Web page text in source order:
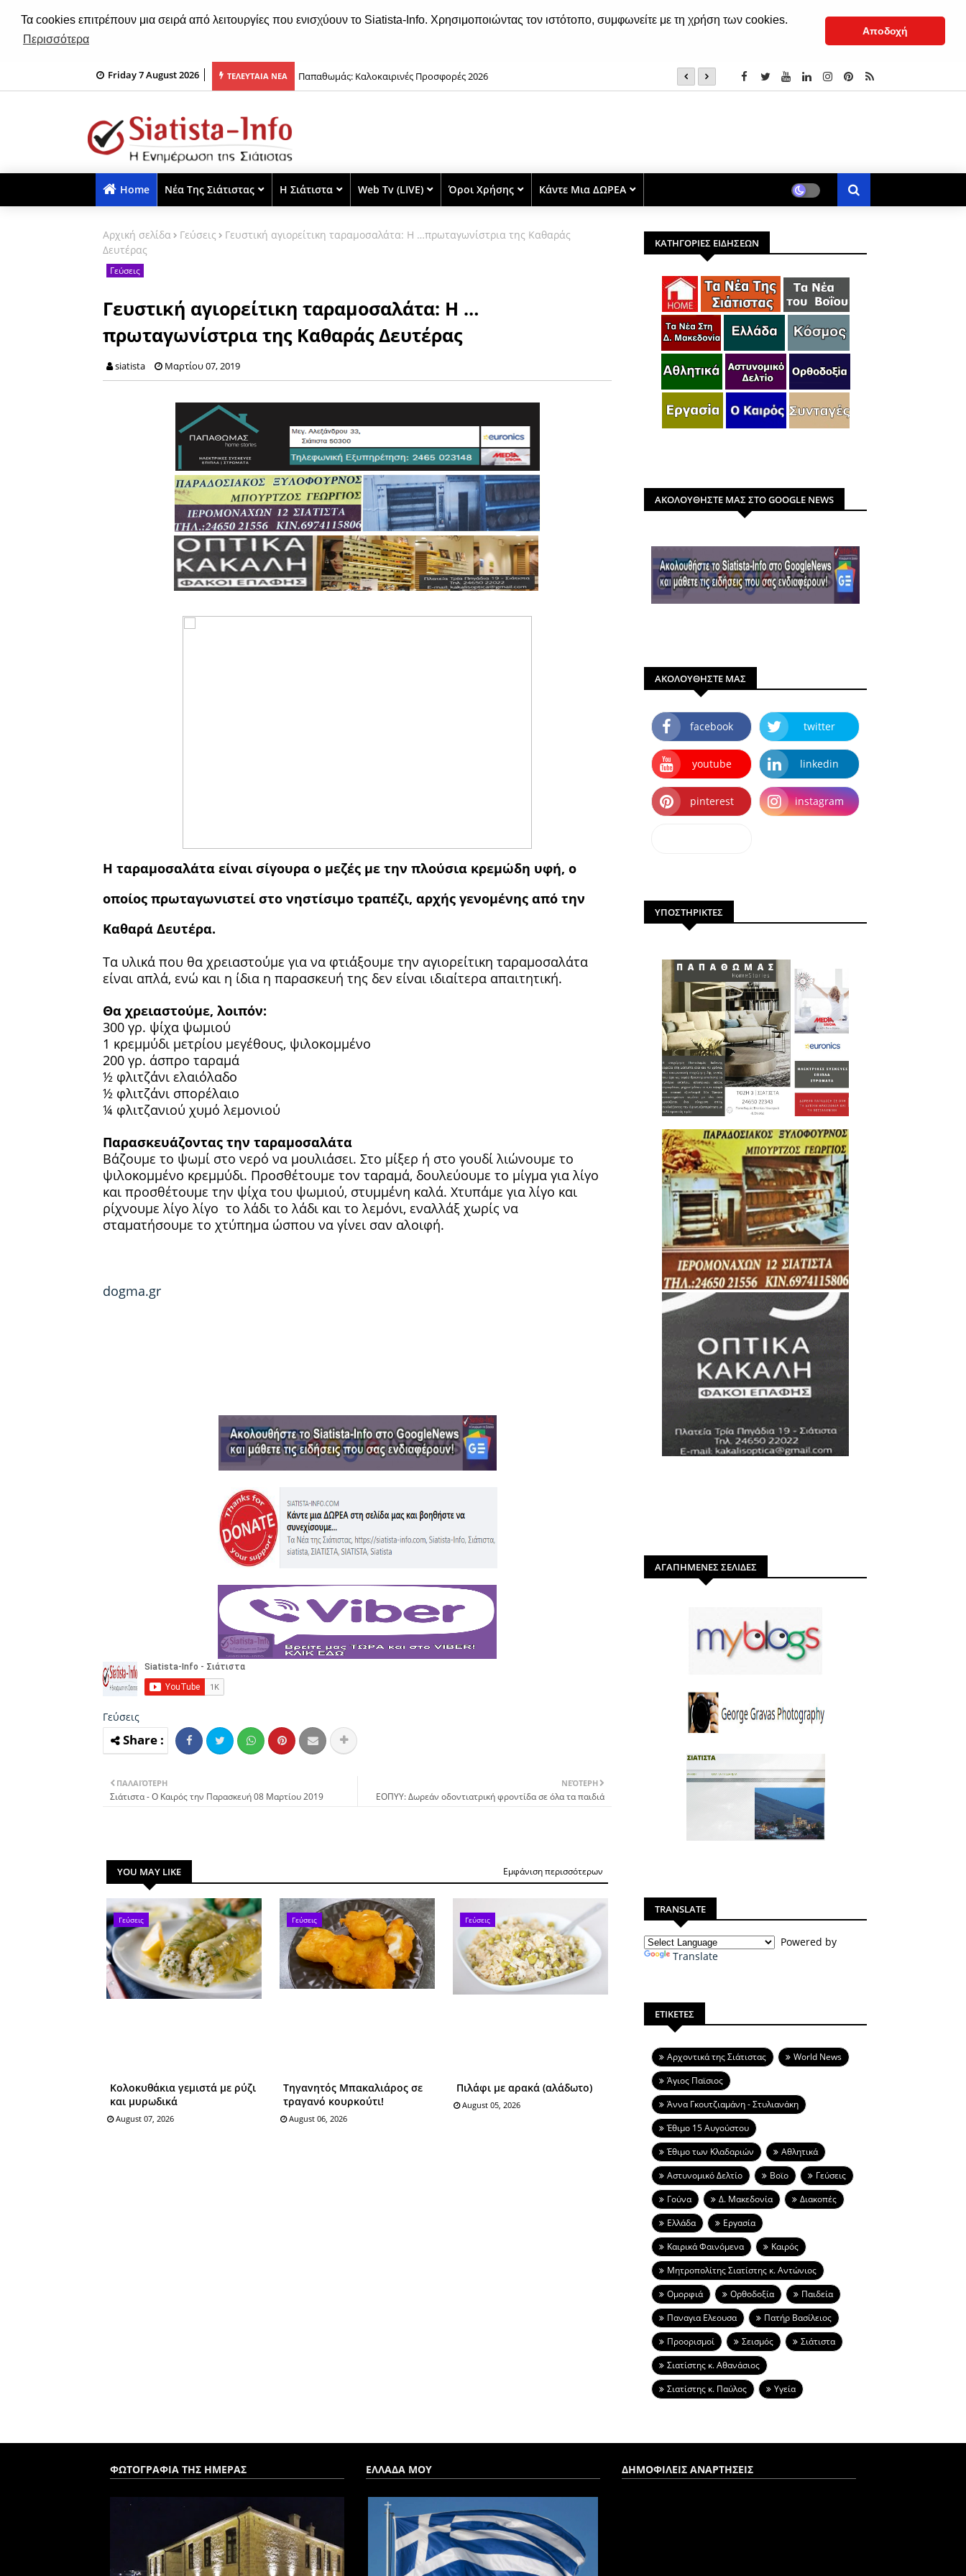
Τα cookies επιτρέπουν μια σειρά από λειτουργίες που ενισχύουν το Siatista-Info. Χρησιμοποιώντας τον ιστότοπο, συμφωνείτε με τη χρήση των cookies.
Περισσότερα
Αποδοχή
Friday 7 August 2026 ΤΕΛΕΥΤΑΙΑ ΝΕΑ
Παπαθωμάς: Καλοκαιρινές Προσφορές 2026
Καστοριά: Δυο συλλήψεις για τηλεφωνικές απάτες -Είχαν το ρόλο του «εισπράκτορα» και του
Με λαμπρότητα γιόρτασε τον Άγιο Νικάνορα η
Home Νέα Της Σιάτιστας Η Σιάτιστα Web Tv (LIVE) Όροι Χρήσης Κάντε Μια ΔΩΡΕΑ
Αρχική σελίδα Γεύσεις
Γευστική αγιορείτικη ταραμοσαλάτα: Η …πρωταγωνίστρια της Καθαράς
Δευτέρας
Γεύσεις
Γευστική αγιορείτικη ταραμοσαλάτα: Η …
πρωταγωνίστρια της Καθαράς Δευτέρας
siatista Μαρτίου 07, 2019
Η ταραμοσαλάτα είναι σίγουρα ο μεζές με την πλούσια κρεμώδη υφή, ο
οποίος πρωταγωνιστεί στο νηστίσιμο τραπέζι, αρχής γενομένης από την
Καθαρά Δευτέρα.
Τα υλικά που θα χρειαστούμε για να φτιάξουμε την αγιορείτικη ταραμοσαλάτα
είναι απλά, ενώ και η ίδια η παρασκευή της δεν είναι ιδιαίτερα απαιτητική.
Θα χρειαστούμε, λοιπόν:
300 γρ. ψίχα ψωμιού
1 κρεμμύδι μετρίου μεγέθους, ψιλοκομμένο
200 γρ. άσπρο ταραμά
½ φλιτζάνι ελαιόλαδο
½ φλιτζάνι σπορέλαιο
¼ φλιτζανιού χυμό λεμονιού
Παρασκευάζοντας την ταραμοσαλάτα
Βάζουμε το ψωμί στο νερό να μουλιάσει. Στο μίξερ ή στο γουδί λιώνουμε το
ψιλοκομμένο κρεμμύδι. Προσθέτουμε τον ταραμά, δουλεύουμε το μίγμα για λίγο
και προσθέτουμε την ψίχα του ψωμιού, στυμμένη καλά. Χτυπάμε για λίγο και
ρίχνουμε λίγο λίγο το λάδι το λάδι και το λεμόνι, εναλλάξ χωρίς να
σταματήσουμε το χτύπημα ώσπου να γίνει σαν αλοιφή.
dogma.gr
Γεύσεις
ΝΕΌΤΕΡΗ
ΕΟΠΥΥ: Δωρεάν οδοντιατρική φροντίδα σε όλα τα παιδιά
ΠΑΛΑΙΌΤΕΡΗ
Σιάτιστα - Ο Καιρός την Παρασκευή 08 Μαρτίου 2019
YOU MAY LIKE Εμφάνιση περισσότερων
Γεύσεις
Κολοκυθάκια γεμιστά με ρύζι
και μυρωδικά
August 07, 2026
Γεύσεις
Tηγαvητός Mπακαλιάρος σε
τραγανό κουρκούτι!
August 06, 2026
Γεύσεις
Πιλάφι με αρακά (αλάδωτο)
August 05, 2026
ΚΑΤΗΓΟΡΙΕΣ ΕΙΔΗΣΕΩΝ
ΑΚΟΛΟΥΘΗΣΤΕ ΜΑΣ ΣΤΟ GOOGLE NEWS
ΑΚΟΛΟΥΘΗΣΤΕ ΜΑΣ
facebook twitter
youtube linkedin
pinterest instagram
ΥΠΟΣΤΗΡΙΚΤΕΣ
ΑΓΑΠΗΜΕΝΕΣ ΣΕΛΙΔΕΣ
TRANSLATE
Powered by
Translate
ΕΤΙΚΕΤΕΣ
Aρχοντικά της Σιάτιστας
World News
Άγιος Παϊσιος
Άννα Γκουτζιαμάνη - Στυλιανάκη
Έθιμο 15 Αυγούστου
Έθιμο των Κλαδαριών
Αθλητικά
Αστυνομικό Δελτίο
Βοϊο
Γεύσεις
Γούνα
Δ. Μακεδονία
Διακοπές
Ελλάδα
Εργασία
Καιρικά Φαινόμενα
Καιρός
Μητροπολίτης Σιατίστης κ. Αντώνιος
Ομορφιά
Ορθοδοξία
Παιδεία
Παναγια Ελεουσα
Πατήρ Βασίλειος
Προορισμοί
Σεισμός
Σιάτιστα
Σιατίστης κ. Αθανάσιος
Σιατίστης κ. Παύλος
Υγεία
ΦΩΤΟΓΡΑΦΙΑ ΤΗΣ ΗΜΕΡΑΣ ΕΛΛΑΔΑ ΜΟΥ ΔΗΜΟΦΙΛΕΙΣ ΑΝΑΡΤΗΣΕΙΣ